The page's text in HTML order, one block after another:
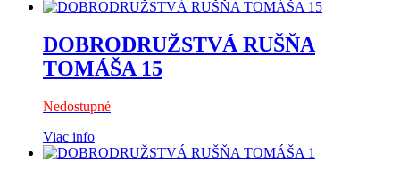
DOBRODRUŽSTVÁ RUŠŇA
TOMÁŠA 15
Nedostupné
Viac info